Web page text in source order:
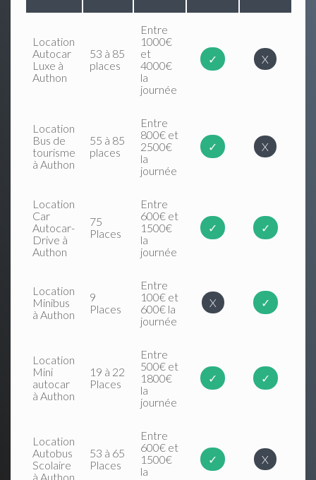
Location
Autocar
Luxe à
Authon
53 à 85
places
Entre
1000€
et
4000€
la
journée
✓ X
Location
Bus de
tourisme
à Authon
55 à 85
places
Entre
800€ et
2500€
la
journée
✓ X
Location
Car
Autocar-
Drive à
Authon
75
Places
Entre
600€ et
1500€
la
journée
✓ ✓
Location
Minibus
à Authon
9
Places
Entre
100€ et
600€ la
journée
X ✓
Location
Mini
autocar
à Authon
19 à 22
Places
Entre
500€ et
1800€
la
journée
✓ ✓
Location
Autobus
Scolaire
à Authon
53 à 65
Places
Entre
600€ et
1500€
la
✓ X